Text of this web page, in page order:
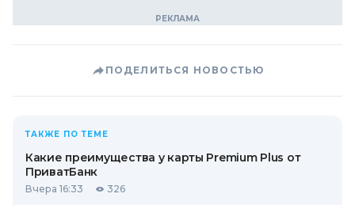
ПОДЕЛИТЬСЯ НОВОСТЬЮ
ТАКЖЕ ПО ТЕМЕ
Какие преимущества у карты Premium Plus от
ПриватБанк
Вчера 16:33 326